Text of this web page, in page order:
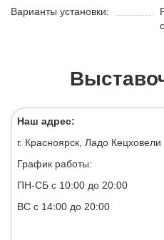
Варианты установки:
Наш адрес:
г. Красноярск, Ладо Кецховели
График работы:
ПН-СБ с 10:00 до 20:00
ВС с 14:00 до 20:00